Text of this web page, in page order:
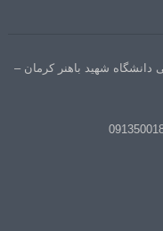
دانشگاه شهید باهنر کرمان –